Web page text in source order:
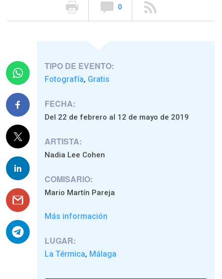
0
TIPO DE EVENTO:
Fotografía, Gratis
FECHA:
Del 22 de febrero al 12 de mayo de 2019
ARTISTA:
Nadia Lee Cohen
COMISARIO:
Mario Martín Pareja
Más información
LUGAR:
La Térmica, Málaga